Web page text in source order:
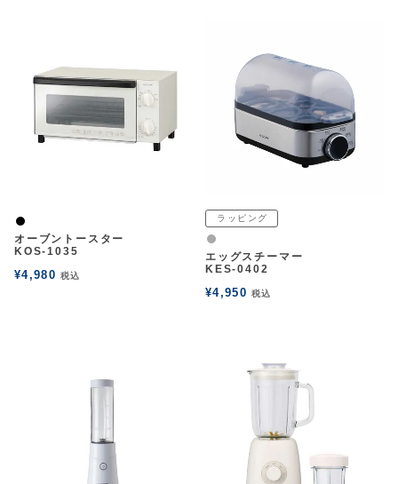
黒
オーブントースター
KOS-1035
¥4,980 税込
ラッピング
グレー
エッグスチーマー
KES-0402
¥4,950 税込